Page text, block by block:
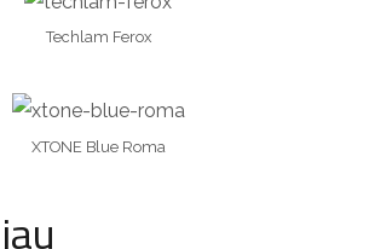
Techlam Ferox
XTONE Blue Roma